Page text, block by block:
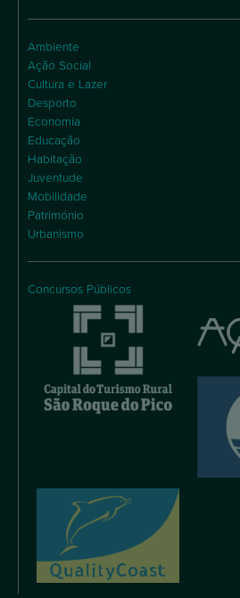
Ambiente
Ação Social
Cultura e Lazer
Desporto
Economia
Educação
Habitação
Juventude
Mobilidade
Património
Urbanismo
Concursos Públicos